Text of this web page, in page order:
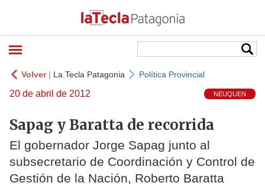
Volver| La Tecla Patagonia Política Provincial
20 de abril de 2012 NEUQUEN
Sapag y Baratta de recorrida
El gobernador Jorge Sapag junto al
subsecretario de Coordinación y Control de
Gestión de la Nación, Roberto Baratta